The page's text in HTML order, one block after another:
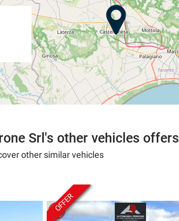
Srl's other vehicles offers
other similar vehicles
OFFER